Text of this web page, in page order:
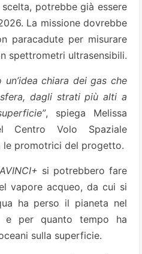
scelta, potrebbe già essere
La missione dovrebbe
paracadute per misurare
spettrometri ultrasensibili.
un’idea chiara dei gas che
dagli strati più alti a
, spiega Melissa
Centro Volo Spaziale
le promotrici del progetto.
si potrebbero fare
vapore acqueo, da cui si
ha perso il pianeta nel
e per quanto tempo ha
sulla superficie.